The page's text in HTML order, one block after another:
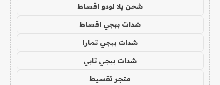
شحن يلا لودو اقساط
شدات ببجي اقساط
شدات ببجي تمارا
شدات ببجي تابي
متجر تقسيط